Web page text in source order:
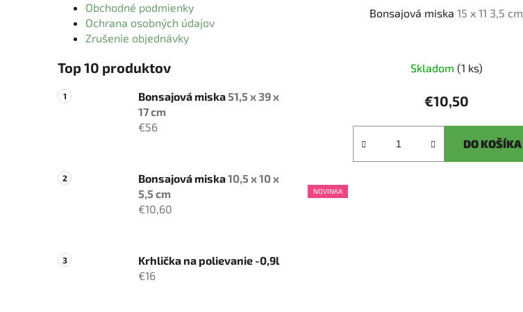
Obchodné podmienky
Ochrana osobných údajov
Zrušenie objednávky
Top 10 produktov
Bonsajová miska51,5 x 39 x
17 cm
€56
Bonsajová miska10,5 x 10 x
5,5 cm
€10,60
Krhlička na polievanie -0,9l
€16
Bonsajová miska 15 x 11 3,5 cm
Skladom (1 ks)
€10,50
DO KOŠÍKA
NOVINKA